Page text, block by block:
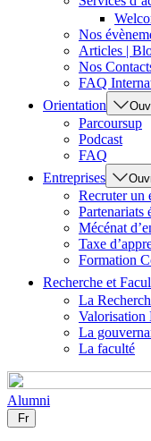
Nos
Articles |
Nos
FAQ
Orientation
Parcoursup
Podcast
FAQ
Entreprises
Recruter un
Partenariats
Mécénat
Taxe
Formation
Recherche et
La
Valorisation
La
La faculté
Alumni
Fr